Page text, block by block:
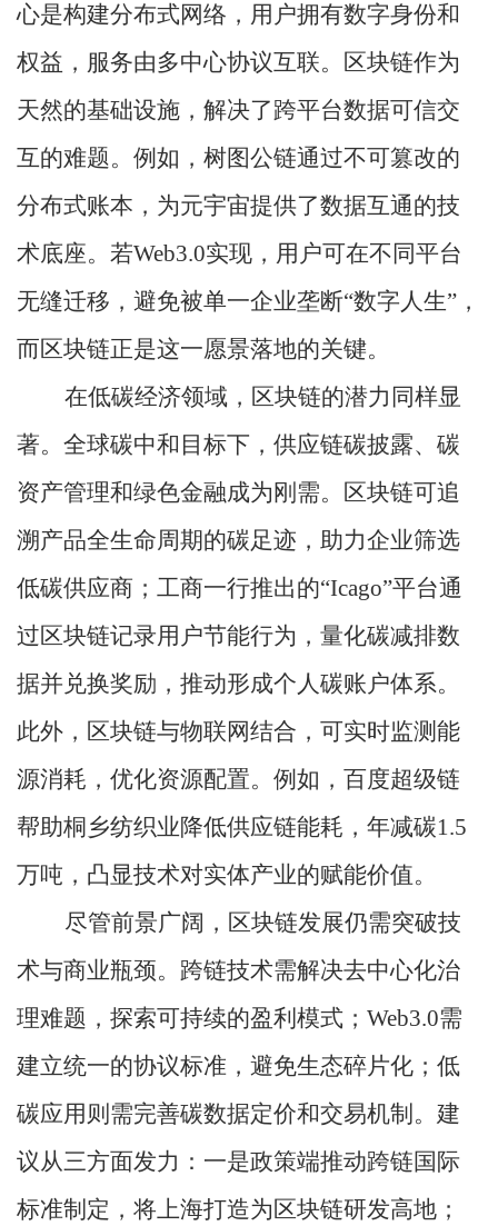
心是构建分布式网络，用户拥有数字身份和
权益，服务由多中心协议互联。区块链作为
天然的基础设施，解决了跨平台数据可信交
互的难题。例如，树图公链通过不可篡改的
分布式账本，为元宇宙提供了数据互通的技
术底座。若Web3.0实现，用户可在不同平台
无缝迁移，避免被单一企业垄断“数字人生”，
而区块链正是这一愿景落地的关键。
在低碳经济领域，区块链的潜力同样显
著。全球碳中和目标下，供应链碳披露、碳
资产管理和绿色金融成为刚需。区块链可追
溯产品全生命周期的碳足迹，助力企业筛选
低碳供应商； 工商一行推出的“Icago”平台通
过区块链记录用户节能行为，量化碳减排数
据并兑换奖励，推动形成个人碳账户体系。
此外，区块链与物联网结合，可实时监测能
源消耗，优化资源配置。例如，百度超级链
帮助桐乡纺织业降低供应链能耗，年减碳1.5
万吨，凸显技术对实体产业的赋能价值。
尽管前景广阔，区块链发展仍需突破技
术与商业瓶颈。跨链技术需解决去中心化治
理难题，探索可持续的盈利模式； Web3.0需
建立统一的协议标准，避免生态碎片化；低
碳应用则需完善碳数据定价和交易机制。建
议从三方面发力：一是政策端推动跨链国际
标准制定，将上海打造为区块链研发高地；